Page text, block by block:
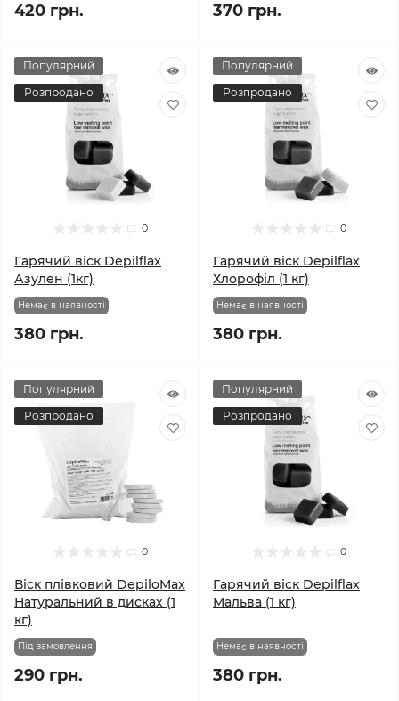
420 грн. 370 грн.
Популярний
Розпродано
0
Гарячий віск Depilflax
Азулен (1кг)
Немає в наявності
380 грн.
Популярний
Розпродано
0
Гарячий віск Depilflax
Хлорофіл (1 кг)
Немає в наявності
380 грн.
Популярний
Розпродано
0
Віск плівковий DepiloMax
Натуральний в дисках (1
кг)
Під замовлення
290 грн.
Популярний
Розпродано
0
Гарячий віск Depilflax
Мальва (1 кг)
Немає в наявності
380 грн.